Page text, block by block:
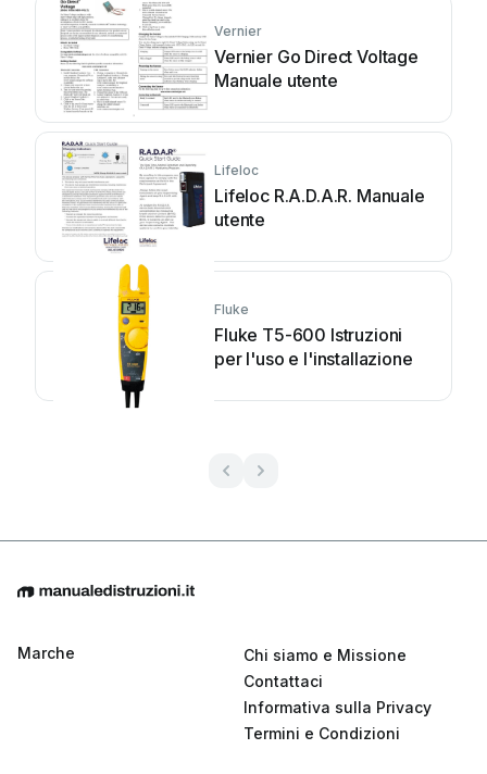
Vernier
Vernier Go Direct Voltage
Manuale utente
Lifeloc
Lifeloc R.A.D.A.R. Manuale
utente
Fluke
Fluke T5-600 Istruzioni
per l'uso e l'installazione
Marche
Chi siamo e Missione
Contattaci
Informativa sulla Privacy
Termini e Condizioni